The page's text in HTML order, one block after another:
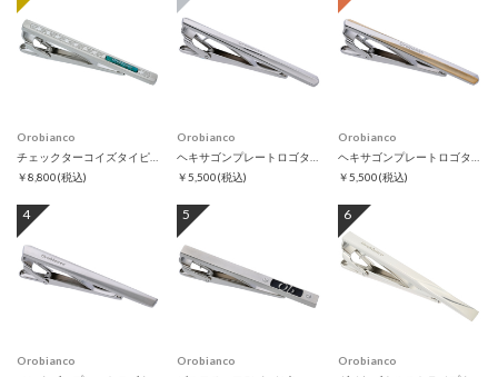
Orobianco
￥8,800(税込)
Orobianco
￥5,500(税込)
Orobianco
￥5,500(税込)
4
Orobianco
5
Orobianco
6
Orobianco